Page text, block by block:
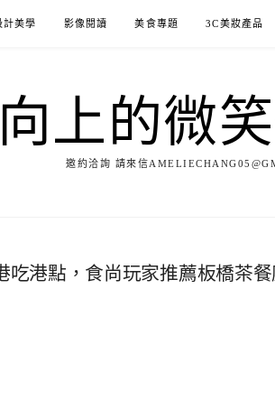
計美學 影像閱讀 美食專題 3C美妝產品
向上的微
邀約洽詢 請來信
吃港點，食尚玩家推薦板橋茶